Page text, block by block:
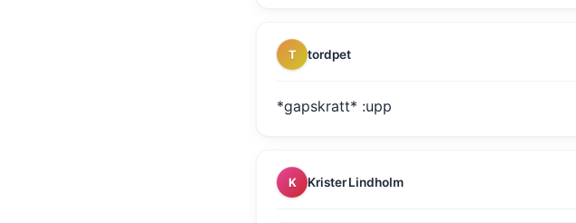
T tordpet
*gapskratt* :upp
K Krister Lindholm